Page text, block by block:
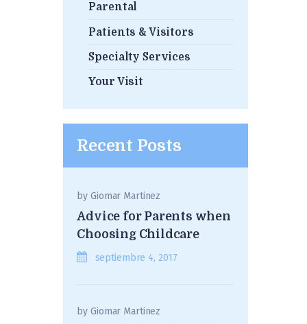
Parental
Patients & Visitors
Specialty Services
Your Visit
Recent Posts
byGiomar Martinez
Advice for Parents when
Choosing Childcare
septiembre 4, 2017
byGiomar Martinez